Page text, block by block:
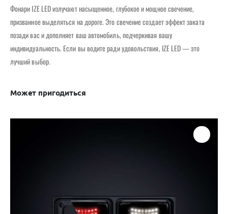
Фонари IZE LED излучают насыщенное, глубокое и мощное свечение,
призванное выделяться на дороге. Это свечение создает эффект заката
позади вас и дополняет ваш автомобиль, подчеркивая вашу
индивидуальность. Если вы водите ради удовольствия, IZE LED — это
лучший выбор.
Может пригодиться